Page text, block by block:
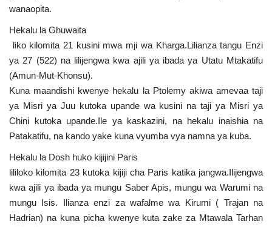
wanaopita.
Hekalu la Ghuwaita
liko kilomita 21 kusini mwa mji wa Kharga.Lilianza tangu Enzi
ya 27 (522) na lilijengwa kwa ajili ya ibada ya Utatu Mtakatifu
(Amun-Mut-Khonsu).
Kuna maandishi kwenye hekalu la Ptolemy akiwa amevaa taji
ya Misri ya Juu kutoka upande wa kusini na taji ya Misri ya
Chini kutoka upande.Ile ya kaskazini, na hekalu inaishia na
Patakatifu, na kando yake kuna vyumba vya namna ya kuba.
Hekalu la Dosh huko kijijini Paris
lililoko kilomita 23 kutoka kijiji cha Paris katika jangwa.Ilijengwa
kwa ajili ya ibada ya mungu Saber Apis, mungu wa Warumi na
mungu Isis. Ilianza enzi za wafalme wa Kirumi ( Trajan na
Hadrian) na kuna picha kwenye kuta zake za Mtawala Tarhan